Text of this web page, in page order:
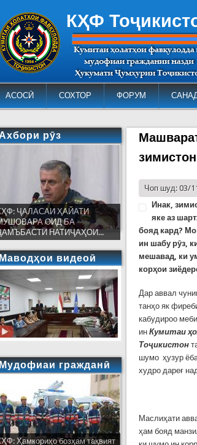
КҲФ
АСОСӢ СОХТОР ФОРУМ
Чоп шуд: 03/
Инак,
яке аз
бояд кард? Мо
ин шабу рӯз,
мешавад, ки
корҳои
Дар аввал
танҳо як
кабудироо
инКумитаи
Тоҷикистон
шумо ҳузур
худро дареғ
Маслиҳати
ҳам бояд
рӯз
ҶАЛАСАИ ҲАЙАТИ
ОИД БА
НАТИҶАҲОИ...
видеоӣ
гражданӣ
Ҳамкориҳо бозҳам тақвият